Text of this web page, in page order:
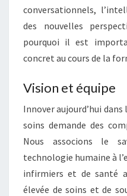
conversationnels,
des nouvelles
pourquoi il est
concret au cours de la
Vision et équipe
Innover aujourd’hui
soins demande des
Nous associons le
technologie humaine à
infirmiers et de santé
élevée de soins et de